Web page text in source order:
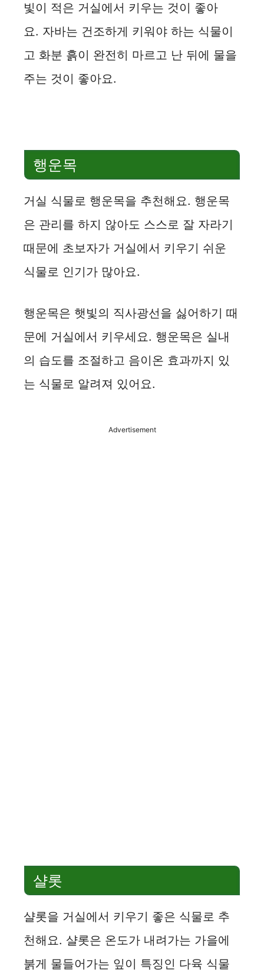
빛이 적은 거실에서 키우는 것이 좋아
요. 자바는 건조하게 키워야 하는 식물이
고 화분 흙이 완전히 마르고 난 뒤에 물을
주는 것이 좋아요.
행운목
거실 식물로 행운목을 추천해요. 행운목
은 관리를 하지 않아도 스스로 잘 자라기
때문에 초보자가 거실에서 키우기 쉬운
식물로 인기가 많아요.
행운목은 햇빛의 직사광선을 싫어하기 때
문에 거실에서 키우세요. 행운목은 실내
의 습도를 조절하고 음이온 효과까지 있
는 식물로 알려져 있어요.
Advertisement
샬롯
샬롯을 거실에서 키우기 좋은 식물로 추
천해요. 샬롯은 온도가 내려가는 가을에
붉게 물들어가는 잎이 특징인 다육 식물